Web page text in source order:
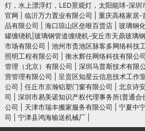
灯，水上漂浮灯，LED景观灯，太阳能球-深圳
官网
临沂万力置业有限公司
重庆高格家居-
品有限公司
海口琼山区垒唯百货店
玻璃钢
罐缠绕机|玻璃钢管道缠绕机-安丘市天鼎玻璃
市场有限公司
池州市贵池区脉客多网络科技
照明工程有限公司
衡水辉任网络科技有限公司
管理（北京）有限公司
深圳马普斯技术有限
营管理有限公司
呈贡区知星云信息技术工作
公司
任丘市京瀚铝塑门窗有限公司
北京诗
司
深圳市易美诺知识产权代理事务所(普通合
公司
天津市瑞丰搬家服务有限公司
宁夏中
司
宁津县鸿海输送机械厂